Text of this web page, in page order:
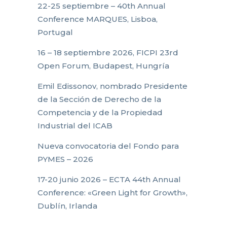
22-25 septiembre – 40th Annual
Conference MARQUES, Lisboa,
Portugal
16 – 18 septiembre 2026, FICPI 23rd
Open Forum, Budapest, Hungría
Emil Edissonov, nombrado Presidente
de la Sección de Derecho de la
Competencia y de la Propiedad
Industrial del ICAB
Nueva convocatoria del Fondo para
PYMES – 2026
17-20 junio 2026 – ECTA 44th Annual
Conference: «Green Light for Growth»,
Dublín, Irlanda